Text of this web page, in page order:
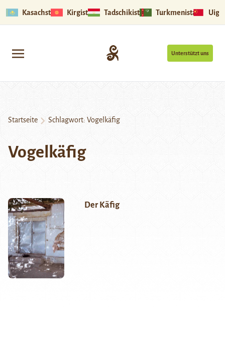
Kasachstan Kirgistan Tadschikistan Turkmenistan
Unterstützt uns
Startseite Schlagwort: Vogelkäfig
Vogelkäfig
Der Käfig